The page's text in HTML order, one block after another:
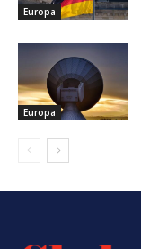
Europa
Europa